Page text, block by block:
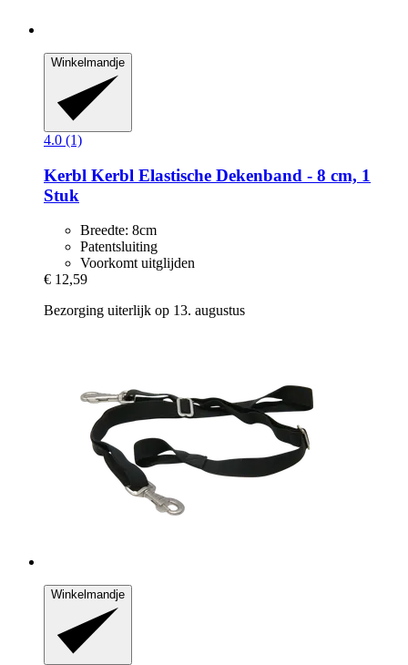
Winkelmandje
4.0 (1)
Kerbl Kerbl Elastische Dekenband -​ 8 cm, 1
Stuk
Breedte: 8cm
Patentsluiting
Voorkomt uitglijden
€ 12,59
Bezorging uiterlijk op 13. augustus
Winkelmandje